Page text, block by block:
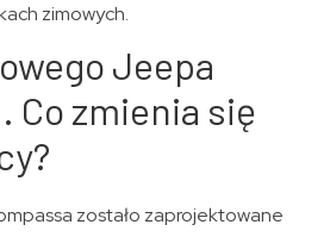
zimowych.
Jeepa
Co zmienia się
zostało zaprojektowane